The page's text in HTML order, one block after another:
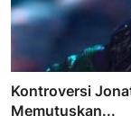
Kontroversi
Memutuskan...